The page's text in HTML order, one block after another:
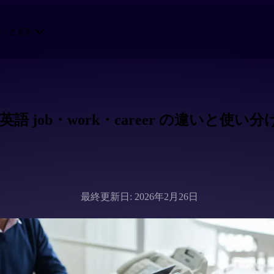
と見る
英語 job・work・career の違いと使い分
最終更新日: 2026年2月26日